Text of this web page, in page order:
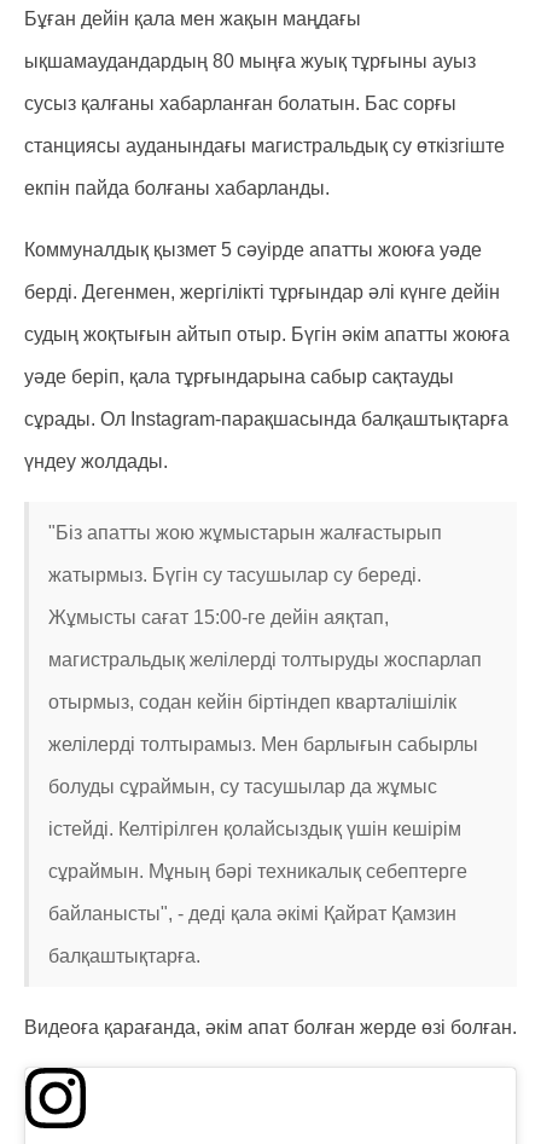
Бұған дейін қала мен жақын маңдағы
ықшамаудандардың 80 мыңға жуық тұрғыны ауыз
сусыз қалғаны хабарланған болатын. Бас сорғы
станциясы ауданындағы магистральдық су өткізгіште
екпін пайда болғаны хабарланды.
Коммуналдық қызмет 5 сәуірде апатты жоюға уәде
берді. Дегенмен, жергілікті тұрғындар әлі күнге дейін
судың жоқтығын айтып отыр. Бүгін әкім апатты жоюға
уәде беріп, қала тұрғындарына сабыр сақтауды
сұрады. Ол Instagram-парақшасында балқаштықтарға
үндеу жолдады.
"Біз апатты жою жұмыстарын жалғастырып
жатырмыз. Бүгін су тасушылар су береді.
Жұмысты сағат 15:00-ге дейін аяқтап,
магистральдық желілерді толтыруды жоспарлап
отырмыз, содан кейін біртіндеп кварталішілік
желілерді толтырамыз. Мен барлығын сабырлы
болуды сұраймын, су тасушылар да жұмыс
істейді. Келтірілген қолайсыздық үшін кешірім
сұраймын. Мұның бәрі техникалық себептерге
байланысты", - деді қала әкімі Қайрат Қамзин
балқаштықтарға.
Видеоға қарағанда, әкім апат болған жерде өзі болған.